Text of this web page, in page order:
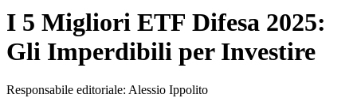
I 5 Migliori ETF Difesa 2025:
Gli Imperdibili per Investire
Responsabile editoriale: Alessio Ippolito